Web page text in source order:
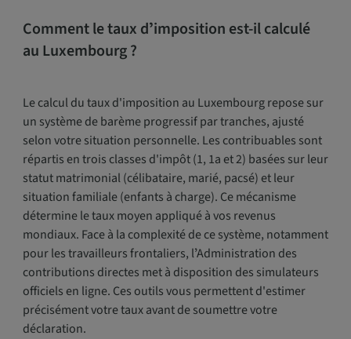
Comment le taux dʼimposition est-il calculé
au Luxembourg ?
Le calcul du taux d'imposition au Luxembourg repose sur
un système de barème progressif par tranches, ajusté
selon votre situation personnelle. Les contribuables sont
répartis en trois classes d'impôt (1, 1a et 2) basées sur leur
statut matrimonial (célibataire, marié, pacsé) et leur
situation familiale (enfants à charge). Ce mécanisme
détermine le taux moyen appliqué à vos revenus
mondiaux. Face à la complexité de ce système, notamment
pour les travailleurs frontaliers, lʼAdministration des
contributions directes met à disposition des simulateurs
officiels en ligne. Ces outils vous permettent d'estimer
précisément votre taux avant de soumettre votre
déclaration.